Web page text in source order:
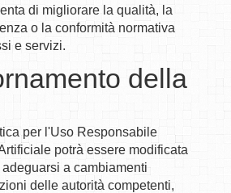
di migliorare la qualità, la
o la conformità normativa
e servizi.
della
per l'Uso Responsabile
potrà essere modificata
a cambiamenti
delle autorità competenti,